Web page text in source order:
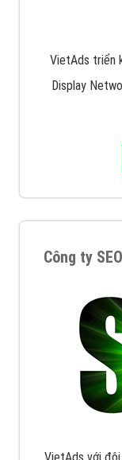
VietAds triển
Display
Công ty